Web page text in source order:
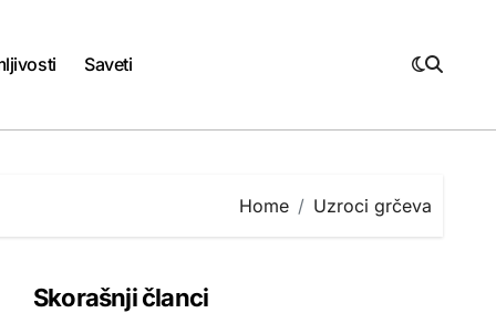
Saveti
Home Uzroci grčeva
Skorašnji članci